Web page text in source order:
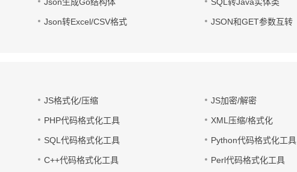
Json转Excel/CSV格式 JSON和GET参数互转
JS格式化/压缩 JS加密/解密
PHP代码格式化工具 XML压缩/格式化
SQL代码格式化工具 Python代码格式化工具
C++代码格式化工具 Perl代码格式化工具